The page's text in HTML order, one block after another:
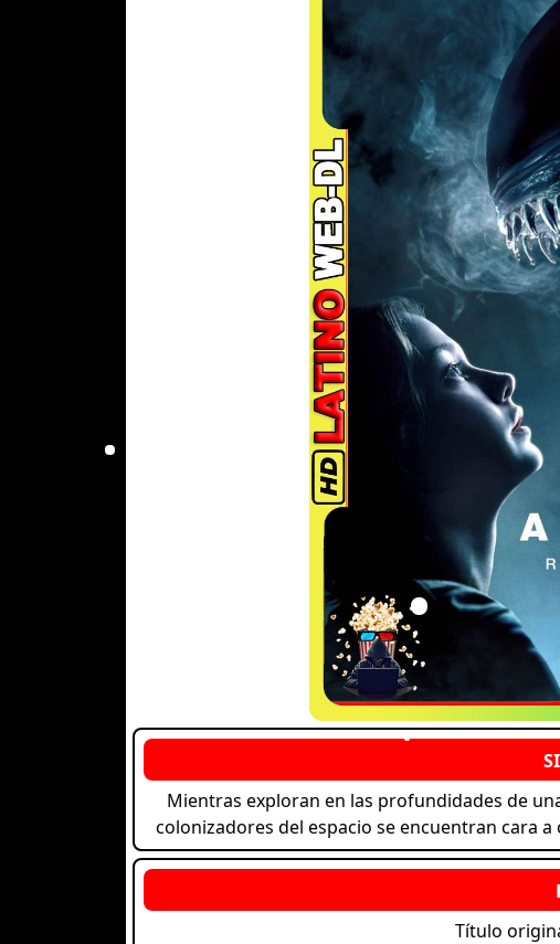
Mientras exploran en las profundidades de
colonizadores del espacio se encuentran cara
Título